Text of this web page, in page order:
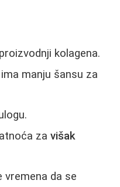
kolagena.
manju šansu za
zavišak
vremena da se